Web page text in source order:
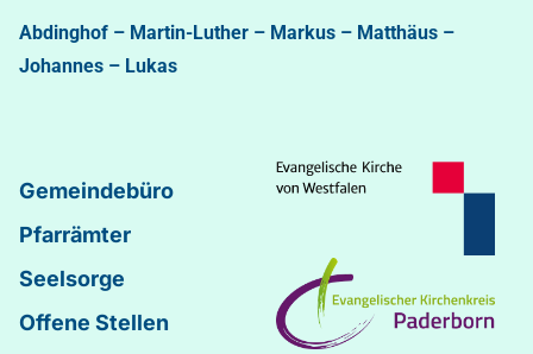
Abdinghof – Martin-Luther – Markus – Matthäus –
Johannes – Lukas
Gemeindebüro
Pfarrämter
Seelsorge
Offene Stellen